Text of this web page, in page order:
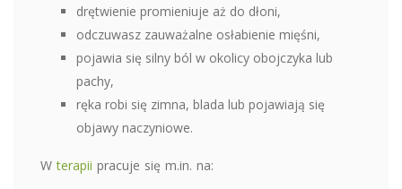
drętwienie promieniuje aż do dłoni,
odczuwasz zauważalne osłabienie mięśni,
pojawia się silny ból w okolicy obojczyka lub
pachy,
ręka robi się zimna, blada lub pojawiają się
objawy naczyniowe.
Wterapii pracuje się m.in. na: